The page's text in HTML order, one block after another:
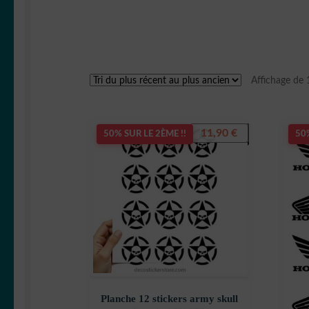
Affichage de
50% SUR LE 2ÈME !!
Planche 12 stickers army skull
11,90€